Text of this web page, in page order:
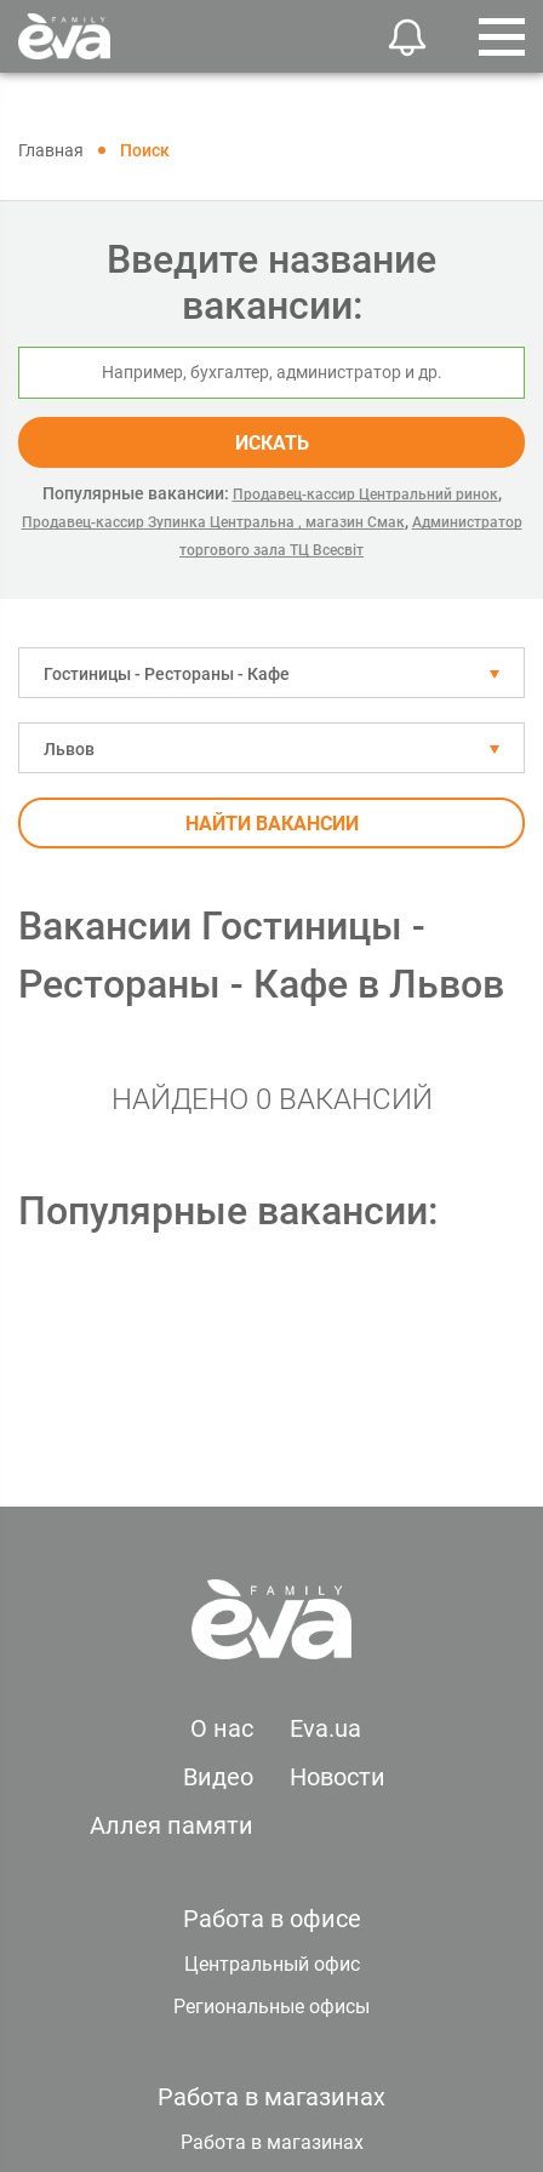
Главная Поиск
Введите название
вакансии:
ИСКАТЬ
Популярные вакансии: Продавец-кассир Центральний ринок,
Продавец-кассир Зупинка Центральна , магазин Смак, Администратор
торгового зала ТЦ Всесвіт
Гостиницы - Рестораны - Кафе
Львов
НАЙТИ ВАКАНСИИ
Вакансии Гостиницы -
Рестораны - Кафе в Львов
НАЙДЕНО 0 ВАКАНСИЙ
Популярные вакансии:
О нас
Eva.ua
Видео
Новости
Аллея памяти
Работа в офисе
Центральный офис
Региональные офисы
Работа в магазинах
Работа в магазинах